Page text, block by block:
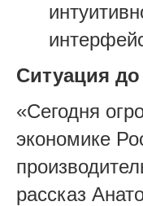
Ситуация
«Сегодня
экономике
рассказ